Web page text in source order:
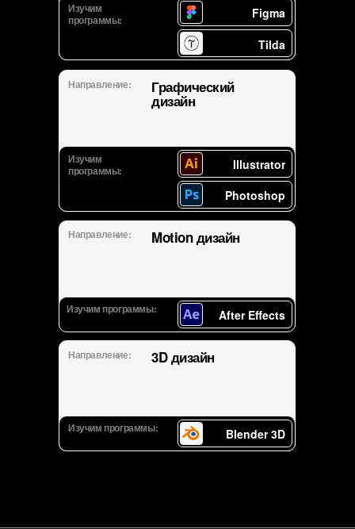
Изучим
программы:
Figma
Tilda
Графический
дизайн
Направление:
Изучим
программы:
Illustrator
Photoshop
Motion дизайн
Направление:
Изучим программы: After Effects
3D дизайн
Направление:
Изучим программы: Blender 3D